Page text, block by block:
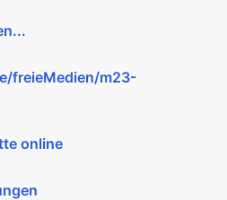
freieMedien/m23-
online